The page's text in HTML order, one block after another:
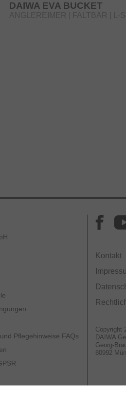
DAIWA EVA BUCKET
ANGLEREIMER | FALTBAR | L-
Pflegehinweise FAQs
Kontakt
Copyright
DAIWA
Georg-
80992